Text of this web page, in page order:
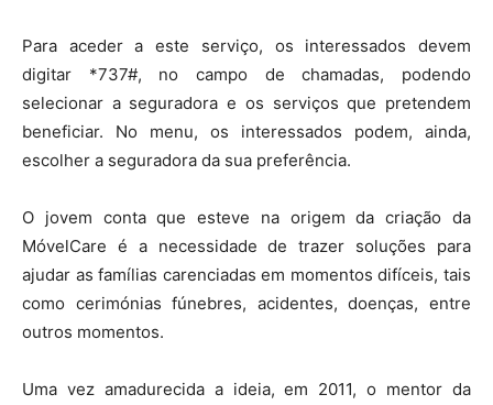
Para aceder a este serviço, os interessados devem
digitar *737#, no campo de chamadas, podendo
selecionar a seguradora e os serviços que pretendem
beneficiar. No menu, os interessados podem, ainda,
escolher a seguradora da sua preferência.
O jovem conta que esteve na origem da criação da
MóvelCare é a necessidade de trazer soluções para
ajudar as famílias carenciadas em momentos difíceis, tais
como cerimónias fúnebres, acidentes, doenças, entre
outros momentos.
Uma vez amadurecida a ideia, em 2011, o mentor da